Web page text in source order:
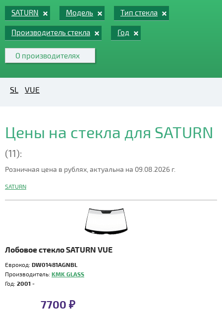
SATURN Модель Тип стекла
Производитель стекла Год
О производителях
SL VUE
Цены на стекла для SATURN
(11):
Розничная цена в рублях, актуальна на 09.08.2026 г.
SATURN
Лобовое стекло SATURN VUE
Еврокод: DW01481AGNBL
Производитель: KMK GLASS
Год: 2001 -
7700 ₽